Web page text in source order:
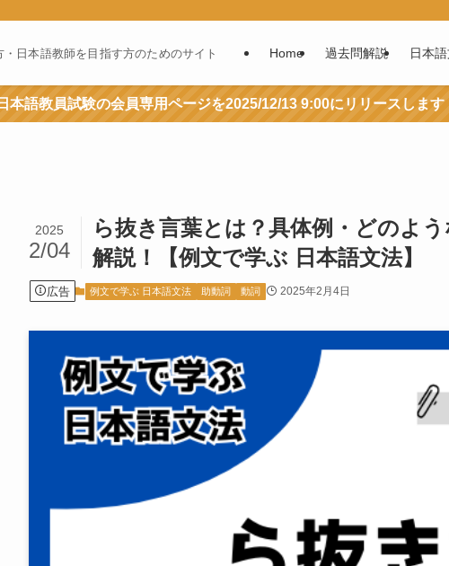
日本語教師を目指す方のためのサイト Home 過去問解説 日本
日本語教員試験の会員専用ページを2025/12/13 9:00にリリースします
ら抜き言葉とは？具体例・どのよ
解説！【例文で学ぶ 日本語文法】
2025
2/04
広告 例文で学ぶ 日本語文法 助動詞 動詞 2025年2月4日